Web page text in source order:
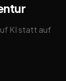
KI statt auf